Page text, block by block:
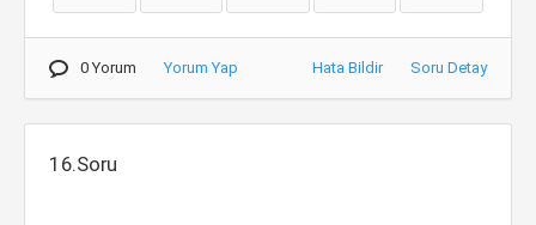
0 Yorum Yorum Yap Hata Bildir Soru Detay
16.Soru